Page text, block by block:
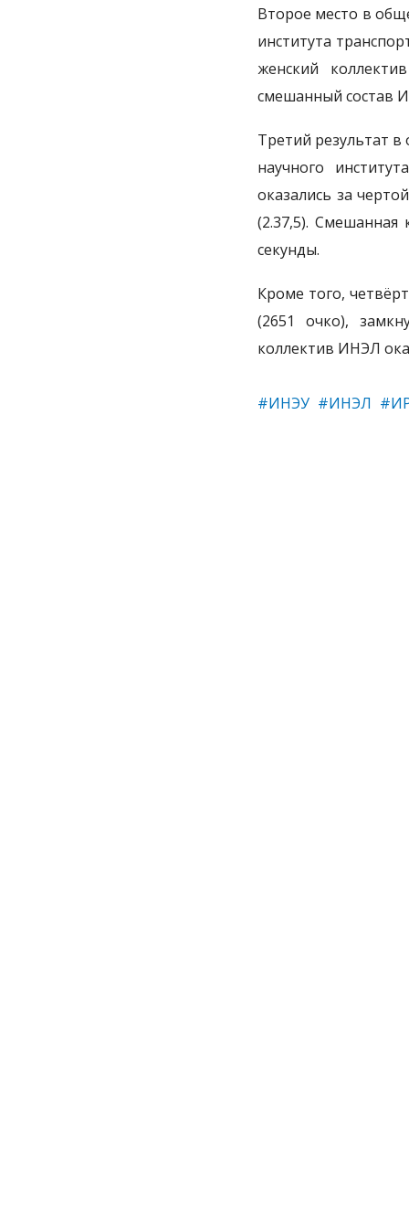
Второе место в
института
женский
смешанный состав
Третий результат
научного
оказались за
(2.37,5).
секунды.
Кроме того,
(2651 очко),
коллектив ИНЭЛ
#ИНЭУ #ИНЭЛ